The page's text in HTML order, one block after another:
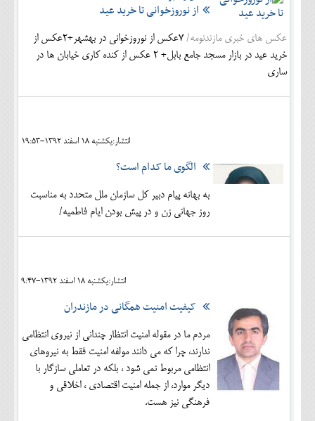
از نوروزخوانی تا خرید عید
عکس های خبری مازندنومه/
7عکس از نوروزخوانی در بهشهر+2عکس از
خرید عید در بازار مسجد جامع بابل+ 2 عکس از کنده کاری خیابان ها در
ساری
انتشار:يکشنبه 18 اسفند 1392-19:53
الگوی ما کدام است؟
به بهانه پیام دبیر کل سازمان ملل متحدد به مناسبت
روز جهانی زن و در پیش بودن ایام فاطمیه/
انتشار:يکشنبه 18 اسفند 1392-9:47
کیفیت امنیت همگانی در مازندران
مردم ما در مقوله امنیت انتظار چندانی از نیروی انتظامی
ندارند، چرا که می دانند مولفه امنیت فقط به نیروهای
انتظامی مربوط نمی شود ، بلکه در تعاملی سازگار با
دیگر موارد، از جمله امنیت اقتصادی ، اخلاقی و
فرهنگی نیز هست.